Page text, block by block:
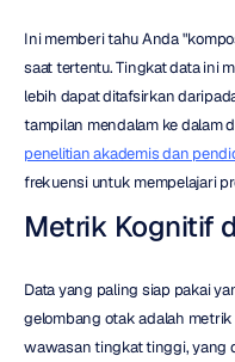
Ini memberi tahu Anda
saat tertentu. Tingkat data ini
lebih dapat ditafsirkan
penelitian akademis dan
frekuensi untuk mempelajari
Metrik Kognitif
Data yang paling siap pakai
gelombang otak adalah
wawasan tingkat tinggi, yang